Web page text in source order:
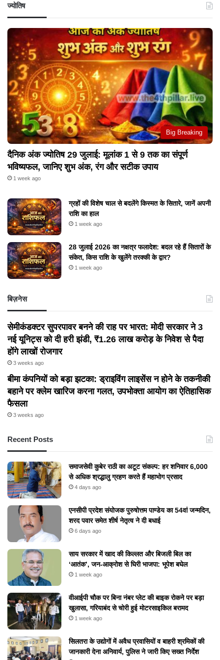
ज्योतिष
Big Breaking
दैनिक अंक ज्योतिष 29 जुलाई: मूलांक 1 से 9 तक का संपूर्ण
भविष्यफल, जानिए शुभ अंक, रंग और सटीक उपाय
1 week ago
ग्रहों की विशेष चाल से बदलेंगे किस्मत के सितारे, जानें अपनी
राशि का हाल
1 week ago
28 जुलाई 2026 का नक्षत्र फलादेश: बदल रहे हैं सितारों के
संकेत, किस राशि के खुलेंगे तरक्की के द्वार?
1 week ago
बिज़नेस
सेमीकंडक्टर सुपरपावर बनने की राह पर भारत: मोदी सरकार ने 3
नई यूनिट्स को दी हरी झंडी, ₹1.26 लाख करोड़ के निवेश से पैदा
होंगे लाखों रोजगार
3 weeks ago
बीमा कंपनियों को बड़ा झटका: ड्राइविंग लाइसेंस न होने के तकनीकी
बहाने पर क्लेम खारिज करना गलत, उपभोक्ता आयोग का ऐतिहासिक
फैसला
3 weeks ago
Recent Posts
समाजसेवी कुबेर राठी का अटूट संकल्प: हर शनिवार 6,000
से अधिक श्रद्धालु ग्रहण करते हैं महाभोग प्रसाद
4 days ago
एनसीपी प्रदेश संयोजक पुरुषोत्तम पाण्डेय का 54वां जन्मदिन,
शरद पवार समेत शीर्ष नेतृत्व ने दी बधाई
6 days ago
​साय सरकार में खाद की किल्लत और बिजली बिल का
‘आतंक’, जन-आक्रोश से घिरी भाजपा: भूपेश बघेल
1 week ago
वीआईपी चौक पर बिना नंबर प्लेट की बाइक रोकने पर बड़ा
खुलासा, गरियाबंद से चोरी हुई मोटरसाइकिल बरामद
1 week ago
सिलतरा के उद्योगों में अवैध प्रवासियों व बाहरी श्रमिकों की
जानकारी देना अनिवार्य, पुलिस ने जारी किए सख्त निर्देश